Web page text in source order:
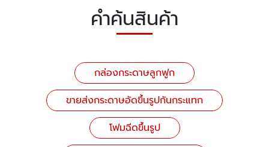
คำค้นสินค้า
กล่องกระดาษลูกฟูก
ขายส่งกระดาษอัดขึ้นรูปกันกระแทก
โฟมฉีดขึ้นรูป